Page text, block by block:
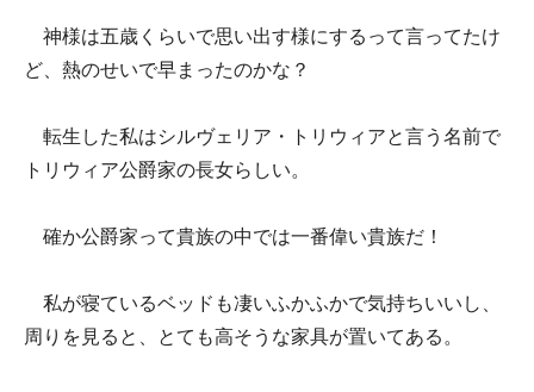
神様は五歳くらいで思い出す様にするって言ってたけ
ど、熱のせいで早まったのかな？
転生した私はシルヴェリア・トリウィアと言う名前で
トリウィア公爵家の長女らしい。
確か公爵家って貴族の中では一番偉い貴族だ！
私が寝ているベッドも凄いふかふかで気持ちいいし、
周りを見ると、とても高そうな家具が置いてある。